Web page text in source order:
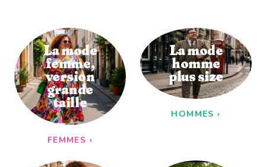
La mode
femme,
version
grande
taille
FEMMES ›
La mode
homme
plus size
HOMMES ›